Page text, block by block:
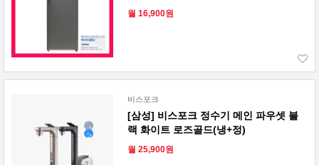
월 16,900원
비스포크
[삼성] 비스포크 정수기 메인 파우셋 블
랙 화이트 로즈골드(냉+정)
월 25,900원